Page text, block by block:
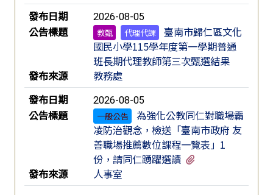
發布日期
2026-08-05
公告標題 教甄 代理代課
臺南市歸仁區文化
國民小學115學年度第一學期普通
班長期代理教師第三次甄選結果
發布來源
教務處
發布日期
2026-08-05
公告標題 一般公告
為強化公教同仁對職場霸
凌防治觀念，檢送「臺南市政府 友
善職場推薦數位課程一覽表」1
份，請同仁踴躍選讀
發布來源
人事室